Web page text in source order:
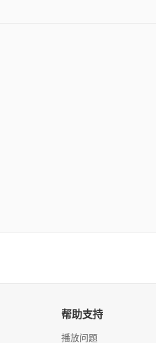
帮助支持
播放问题